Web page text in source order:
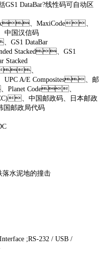
GS1 DataBar?线性码可自动区
、MaxiCode、
中国汉信码
、GS1 DataBar
Stacked、GS1
Stacked
、
A/E Composites、邮
Planet Code、
、中国邮政码、日本邮政
韩国邮政局代码
落水泥地的撞击
;RS-232 / USB /